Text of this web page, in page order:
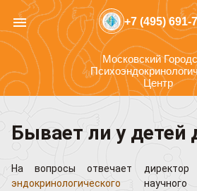
menu +7 (495) 691-
Московский
Центр
Бывает ли у детей
На вопросы отвечает директор
эндокринологического научного